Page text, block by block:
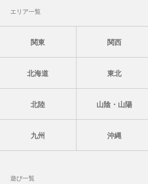
エリア一覧
関東 関西
北海道 東北
北陸 山陰・山陽
九州 沖縄
遊び一覧